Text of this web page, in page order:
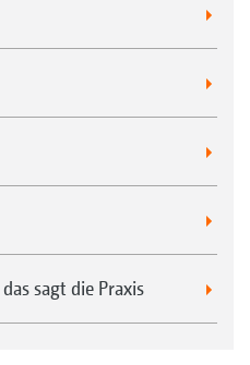
sagt die Praxis